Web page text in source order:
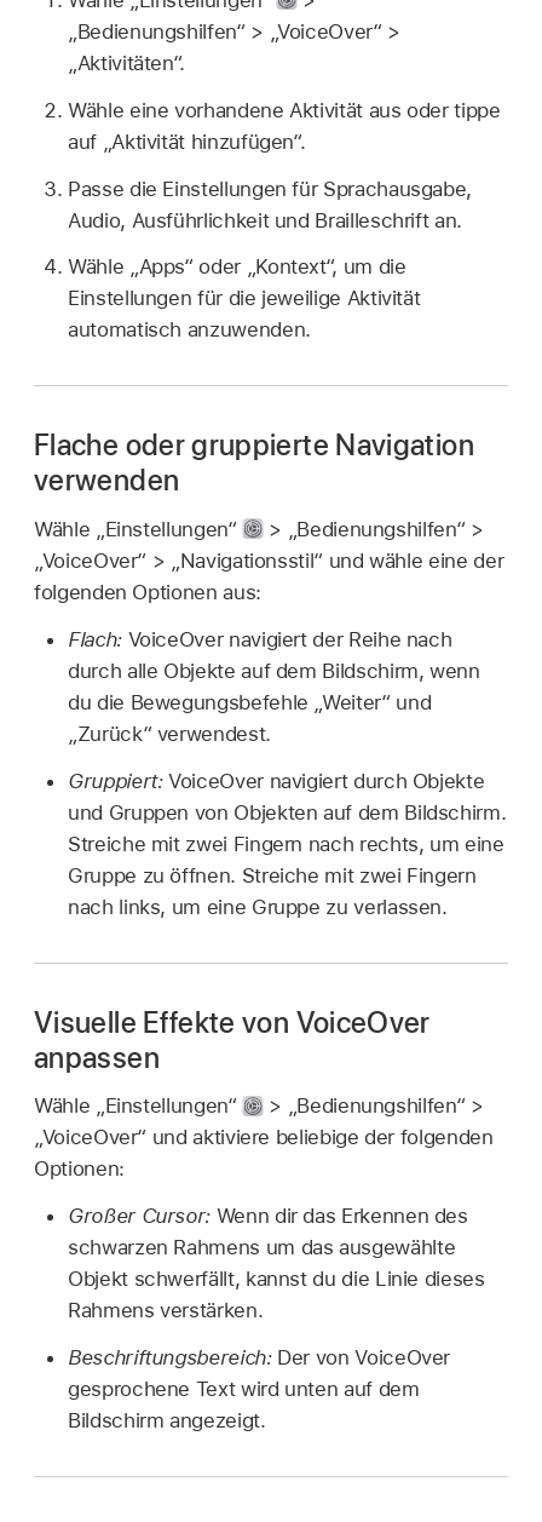
„Bedienungshilfen“ > „VoiceOver“ >
„Aktivitäten“.
Wähle eine vorhandene Aktivität aus oder tippe
auf „Aktivität hinzufügen“.
Passe die Einstellungen für Sprachausgabe,
Audio, Ausführlichkeit und Brailleschrift an.
Wähle „Apps“ oder „Kontext“, um die
Einstellungen für die jeweilige Aktivität
automatisch anzuwenden.
Flache oder gruppierte Navigation
verwenden
Wähle „Einstellungen“
> „Bedienungshilfen“ >
„VoiceOver“ > „Navigationsstil“ und wähle eine der
folgenden Optionen aus:
Flach:VoiceOver navigiert der Reihe nach
durch alle Objekte auf dem Bildschirm, wenn
du die Bewegungsbefehle „Weiter“ und
„Zurück“ verwendest.
Gruppiert:VoiceOver navigiert durch Objekte
und Gruppen von Objekten auf dem Bildschirm.
Streiche mit zwei Fingern nach rechts, um eine
Gruppe zu öffnen. Streiche mit zwei Fingern
nach links, um eine Gruppe zu verlassen.
Visuelle Effekte von VoiceOver
anpassen
Wähle „Einstellungen“
> „Bedienungshilfen“ >
„VoiceOver“ und aktiviere beliebige der folgenden
Optionen:
Großer Cursor: Wenn dir das Erkennen des
schwarzen Rahmens um das ausgewählte
Objekt schwerfällt, kannst du die Linie dieses
Rahmens verstärken.
Beschriftungsbereich:Der von VoiceOver
gesprochene Text wird unten auf dem
Bildschirm angezeigt.